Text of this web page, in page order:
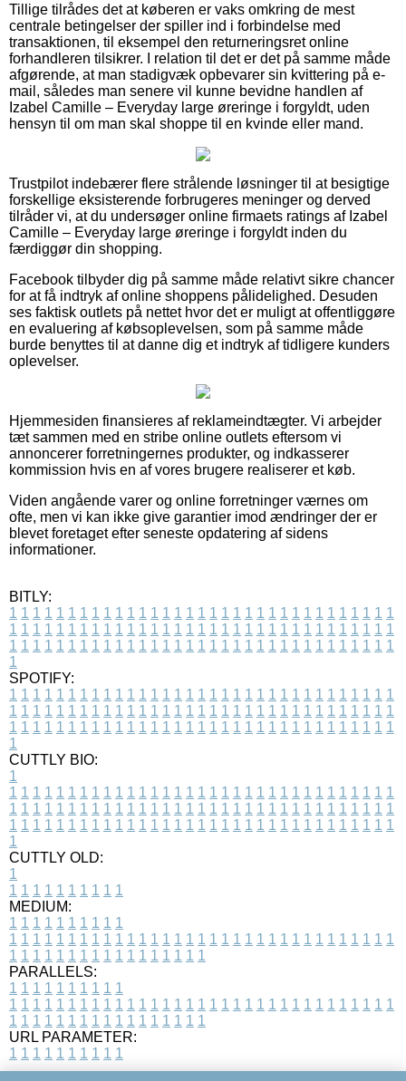
Tillige tilrådes det at køberen er vaks omkring de mest
centrale betingelser der spiller ind i forbindelse med
transaktionen, til eksempel den returneringsret online
forhandleren tilsikrer. I relation til det er det på samme måde
afgørende, at man stadigvæk opbevarer sin kvittering på e-
mail, således man senere vil kunne bevidne handlen af
Izabel Camille – Everyday large øreringe i forgyldt, uden
hensyn til om man skal shoppe til en kvinde eller mand.
Trustpilot indebærer flere strålende løsninger til at besigtige
forskellige eksisterende forbrugeres meninger og derved
tilråder vi, at du undersøger online firmaets ratings af Izabel
Camille – Everyday large øreringe i forgyldt inden du
færdiggør din shopping.
Facebook tilbyder dig på samme måde relativt sikre chancer
for at få indtryk af online shoppens pålidelighed. Desuden
ses faktisk outlets på nettet hvor det er muligt at offentliggøre
en evaluering af købsoplevelsen, som på samme måde
burde benyttes til at danne dig et indtryk af tidligere kunders
oplevelser.
Hjemmesiden finansieres af reklameindtægter. Vi arbejder
tæt sammen med en stribe online outlets eftersom vi
annoncerer forretningernes produkter, og indkasserer
kommission hvis en af vores brugere realiserer et køb.
Viden angående varer og online forretninger værnes om
ofte, men vi kan ikke give garantier imod ændringer der er
blevet foretaget efter seneste opdatering af sidens
informationer.
BITLY:
1 1 1 1 1 1 1 1 1 1 1 1 1 1 1 1 1 1 1 1 1 1 1 1 1 1 1 1 1 1 1 1 1
1 1 1 1 1 1 1 1 1 1 1 1 1 1 1 1 1 1 1 1 1 1 1 1 1 1 1 1 1 1 1 1 1
1 1 1 1 1 1 1 1 1 1 1 1 1 1 1 1 1 1 1 1 1 1 1 1 1 1 1 1 1 1 1 1 1
1
SPOTIFY:
1 1 1 1 1 1 1 1 1 1 1 1 1 1 1 1 1 1 1 1 1 1 1 1 1 1 1 1 1 1 1 1 1
1 1 1 1 1 1 1 1 1 1 1 1 1 1 1 1 1 1 1 1 1 1 1 1 1 1 1 1 1 1 1 1 1
1 1 1 1 1 1 1 1 1 1 1 1 1 1 1 1 1 1 1 1 1 1 1 1 1 1 1 1 1 1 1 1 1
1
CUTTLY BIO:
1
1 1 1 1 1 1 1 1 1 1 1 1 1 1 1 1 1 1 1 1 1 1 1 1 1 1 1 1 1 1 1 1 1
1 1 1 1 1 1 1 1 1 1 1 1 1 1 1 1 1 1 1 1 1 1 1 1 1 1 1 1 1 1 1 1 1
1 1 1 1 1 1 1 1 1 1 1 1 1 1 1 1 1 1 1 1 1 1 1 1 1 1 1 1 1 1 1 1 1
1
CUTTLY OLD:
1
1 1 1 1 1 1 1 1 1 1
MEDIUM:
1 1 1 1 1 1 1 1 1 1
1 1 1 1 1 1 1 1 1 1 1 1 1 1 1 1 1 1 1 1 1 1 1 1 1 1 1 1 1 1 1 1 1
1 1 1 1 1 1 1 1 1 1 1 1 1 1 1 1 1
PARALLELS:
1 1 1 1 1 1 1 1 1 1
1 1 1 1 1 1 1 1 1 1 1 1 1 1 1 1 1 1 1 1 1 1 1 1 1 1 1 1 1 1 1 1 1
1 1 1 1 1 1 1 1 1 1 1 1 1 1 1 1 1
URL PARAMETER:
1 1 1 1 1 1 1 1 1 1